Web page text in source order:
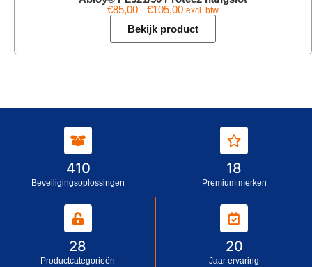
€85,00 - €105,00 excl. btw
Bekijk product
410
Beveiligingsoplossingen
18
Premium merken
28
Productcategorieën
20
Jaar ervaring